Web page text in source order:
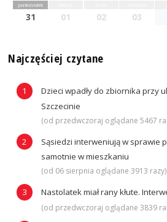
poniedziałek
31 01 02 03
Najczęściej czytane
Dzieci wpadły do zbiornika przy
Szczecinie
(od przedwczoraj oglądane 5467
Sąsiedzi interweniują w sprawie
samotnie w mieszkaniu
(od 06 sierpnia oglądane 3913 razy)
Nastolatek miał rany kłute.
(od przedwczoraj oglądane 3839